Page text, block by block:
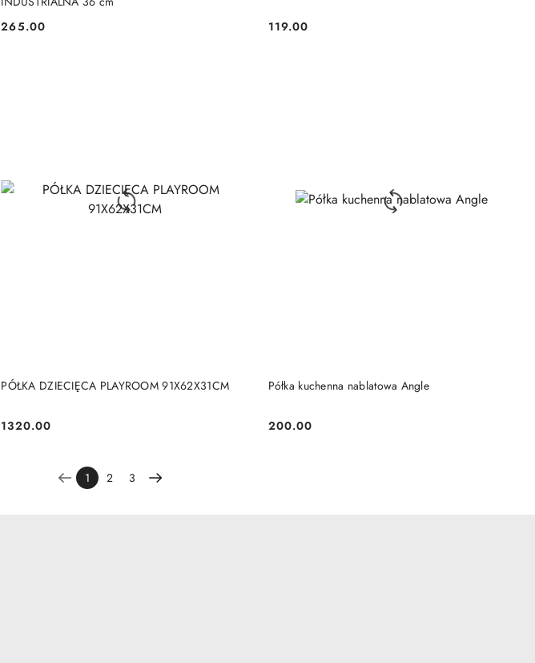
Cena:
265.00 Cena:
119.00
PÓŁKA DZIECIĘCA PLAYROOM 91X62X31CM
Cena:
1320.00
DO KOSZYKA Półka kuchenna nablatowa Angle
Cena:
200.00
DO KOSZYKA
1 2 3